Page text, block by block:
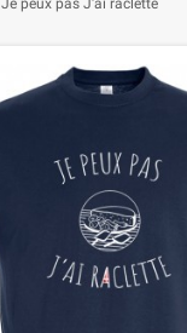
Je peux pas J'ai raclette